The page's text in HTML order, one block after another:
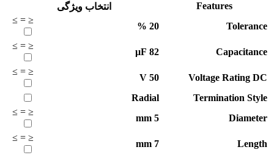
Features
انتخاب ویژگی
Tolerance
20
%
≤
=
≥
Capacitance
82
µF
≤
=
≥
Voltage Rating DC
50
V
≤
=
≥
Termination Style
Radial
Diameter
5
mm
≤
=
≥
Length
7
mm
≤
=
≥